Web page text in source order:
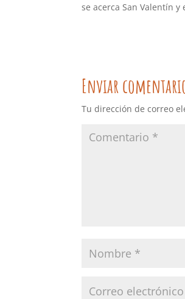
se acerca San Valentín
Enviar
Tu dirección de correo